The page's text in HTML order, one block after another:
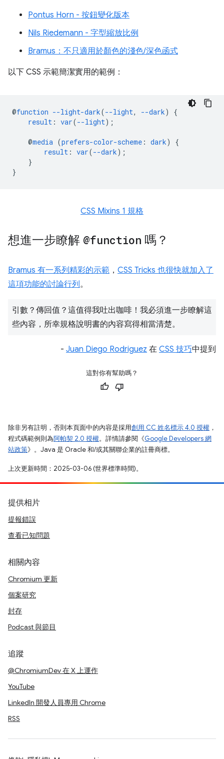
Pontus Horn - 按鈕變化版本
Nils Riedemann - 字型縮放比例
Bramus：不只適用於顏色的淺色/深色函式
以下 CSS 示範簡潔實用的範例：
@function --light-dark(--light, --dark)
{
result : var(--light);
@media (prefers-color-scheme : dark)
{
result : var(--dark);
}
}
CSS Mixins 1 規格
想進一步瞭解 @function 嗎？
Bramus 有一系列精彩的示範 ， CSS Tricks 也很快就加入了
這項功能的討論行列。
引數？傳回值？這值得我吐出咖啡！我必須進一步瞭解這
些內容，所幸規格說明書的內容寫得相當清楚。
- Juan Diego Rodriguez 在 CSS 技巧中提到
這對你有幫助嗎？
除非另有註明，否則本頁面中的內容是採用創用 CC 姓名標示 4.0 授權 ，
程式碼範例則為阿帕契 2.0 授權。詳情請參閱《Google Developers 網
站政策》。Java 是 Oracle 和/或其關聯企業的註冊商標。
上次更新時間：2025-03-06 (世界標準時間)。
提供相片
提報錯誤
查看已知問題
相關內容
Chromium 更新
個案研究
封存
Podcast 與節目
追蹤
@ChromiumDev 在 X 上運作
YouTube
LinkedIn 開發人員專用 Chrome
RSS